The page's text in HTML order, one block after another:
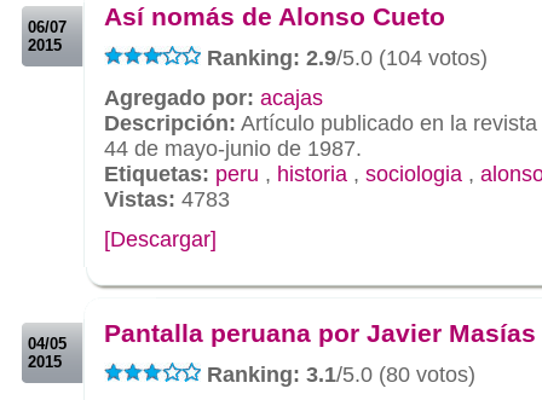
06/07
2015
Así nomás de Alonso Cueto
Ranking: 2.9/5.0 (104 votos)
Agregado por: acajas
Descripción: Artículo publicado en la revista
44 de mayo-junio de 1987.
Etiquetas: peru , historia , sociologia ,
Vistas: 4783
[Descargar]
04/05
2015
Pantalla peruana por Javier Masías
Ranking: 3.1/5.0 (80 votos)